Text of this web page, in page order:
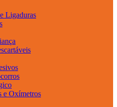
Ligaduras
e Oxímetros